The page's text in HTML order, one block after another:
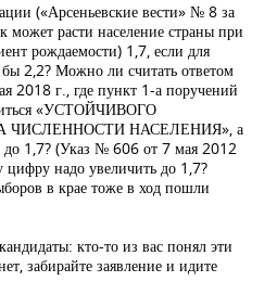
(«Арсеньевские вести» № 8 за
может расти население страны при
рождаемости) 1,7, если для
2,2? Можно ли считать ответом
2018 г., где пункт 1-а поручений
«УСТОЙЧИВОГО
ЧИСЛЕННОСТИ НАСЕЛЕНИЯ», а
1,7? (Указ № 606 от 7 мая 2012
надо увеличить до 1,7?
в крае тоже в ход пошли
кто-то из вас понял эти
забирайте заявление и идите